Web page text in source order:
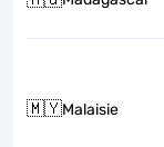
🇲🇾Malaisie